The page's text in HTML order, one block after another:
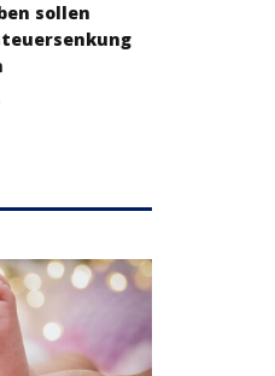
sollen